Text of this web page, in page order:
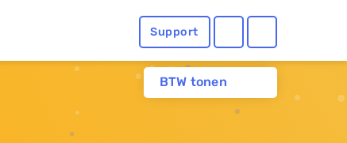
Support
BTW tonen